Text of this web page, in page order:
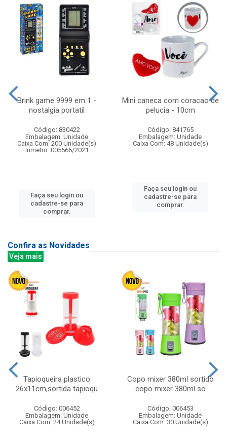
Brink game 9999 em 1 -
nostalgia portatil
Código: 830422
Embalagem: Unidade
Caixa Com: 200 Unidade(s)
Inmetro: 005566/2021
Faça seu login ou
cadastre-se para
comprar.
Mini caneca com coracao de
pelucia - 10cm
Código: 841765
Embalagem: Unidade
Caixa Com: 48 Unidade(s)
Faça seu login ou
cadastre-se para
comprar.
Confira as Novidades
Veja mais
Tapioqueira plastico
26x11cm,sortida tapioqu
Código: 006452
Embalagem: Unidade
Caixa Com: 24 Unidade(s)
Copo mixer 380ml sortido
copo mixer 380ml so
Código: 006453
Embalagem: Unidade
Caixa Com: 30 Unidade(s)